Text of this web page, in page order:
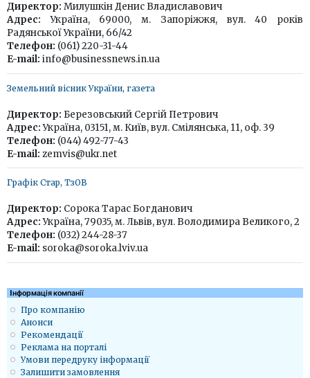
Директор: Милушкін Денис Владиславович
Адрес: Україна, 69000, м. Запоріжжя, вул. 40 років
Радянської України, 66/42
Телефон: (061) 220-31-44
E-mail: info@businessnews.in.ua
Земельний вісник України, газета
Директор: Березовський Сергій Петрович
Адрес:Україна, 03151, м. Київ, вул. Смілянська, 11, оф. 39
Телефон: (044) 492-77-43
E-mail: zemvis@ukr.net
Графік Стар, ТзОВ
Директор: Сорока Тарас Богданович
Адрес:Україна, 79035, м. Львів, вул. Володимира Великого, 2
Телефон: (032) 244-28-37
E-mail: soroka@soroka.lviv.ua
Iнформація компанії
Про компанію
Анонси
Рекомендації
Реклама на порталі
Умови передруку інформації
Залишити замовлення